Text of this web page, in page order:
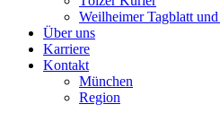
Weilheimer Tagblatt
Über uns
Karriere
Kontakt
München
Region